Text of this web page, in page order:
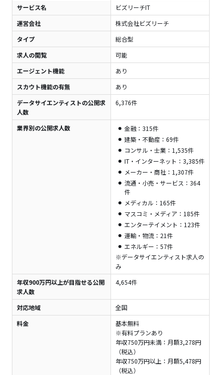
サービス名
ビズリーチIT
運営会社
株式会社ビズリーチ
タイプ
総合型
求人の閲覧
可能
エージェント機能
あり
スカウト機能の有無
あり
データサイエンティストの公開求
人数
6,376件
業界別の公開求人数
金融：315件
建築・不動産：69件
コンサル・士業：1,535件
IT・インターネット：3,385件
メーカー・商社：1,307件
流通・小売・サービス：364
件
メディカル：165件
マスコミ・メディア：185件
エンターテイメント：123件
運輸・物流：21件
エネルギー：57件
※データサイエンティスト求人の
み
年収900万円以上が目指せる公開
求人数
4,654件
対応地域
全国
料金
基本無料
※有料プランあり
年収750万円未満：月額3,278円
（税込）
年収750万円以上：月額5,478円
（税込）